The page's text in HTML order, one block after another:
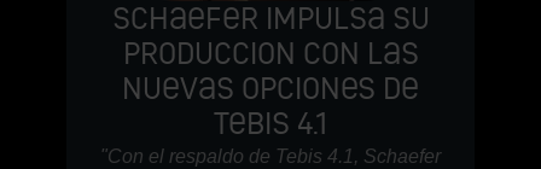
Schaefer impulsa su
produccion con las
nuevas opciones de
Tebis 4.1
"Con el respaldo de Tebis 4.1, Schaefer